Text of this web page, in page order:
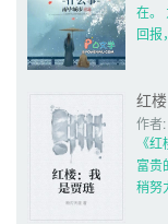
在。
回报
红
作者:
《
富贵
稍努